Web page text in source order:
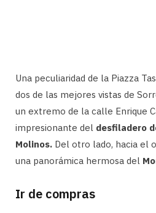
Una peculiaridad de la Piazza
dos de las mejores vistas de
un extremo de la calle Enrique
impresionante del desfiladero
Molinos. Del otro lado, hacia el
una panorámica hermosa del
Ir de compras